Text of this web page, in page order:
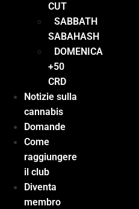
CUT
SABBATH
SABAHASH
DOMENICA
+50
CRD
Notizie sulla
cannabis
Domande
Come
raggiungere
il club
Diventa
membro